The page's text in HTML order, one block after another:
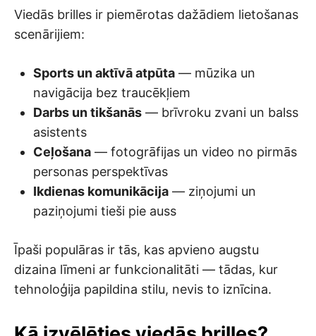
Viedās brilles ir piemērotas dažādiem lietošanas
scenārijiem:
Sports un aktīvā atpūta — mūzika un
navigācija bez traucēkļiem
Darbs un tikšanās — brīvroku zvani un balss
asistents
Ceļošana — fotogrāfijas un video no pirmās
personas perspektīvas
Ikdienas komunikācija — ziņojumi un
paziņojumi tieši pie auss
Īpaši populāras ir tās, kas apvieno augstu
dizaina līmeni ar funkcionalitāti — tādas, kur
tehnoloģija papildina stilu, nevis to iznīcina.